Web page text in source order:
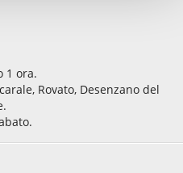
1 ora.
Rovato, Desenzano del